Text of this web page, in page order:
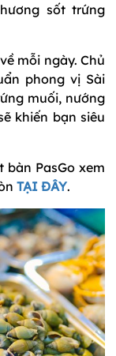
sốt trứng
mỗi ngày. Chủ
phong vị Sài
muối, nướng
khiến bạn siêu
bàn PasGo xem
TẠI ĐÂY.